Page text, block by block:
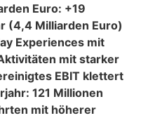
Euro: +19
(4,4 Milliarden Euro)
Experiences mit
mit starker
EBIT klettert
121 Millionen
mit höherer